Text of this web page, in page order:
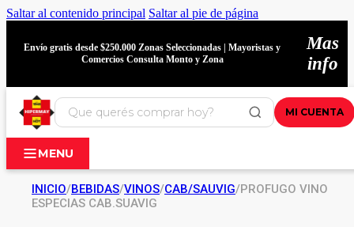
Saltar al contenido principal Saltar al pie de página
Envío gratis desde $250.000 Zonas Seleccionadas | Mayoristas y
Comercios Consulta Monto y Zona
Mas
info
MI CUENTA
MENU
INICIO/BEBIDAS/VINOS/CAB/SAUVIG/PROFUGO VINO
ESPECIAS CAB.SUAVIG